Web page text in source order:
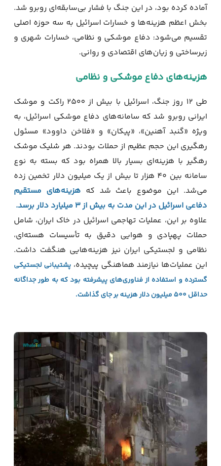
آماده کرده بود، در این جنگ با فشار بی‌سابقه‌ای روبرو شد.
بخش اعظم هزینه‌ها و خسارات اسرائیل به سه حوزه اصلی
تقسیم می‌شود: دفاع موشکی و نظامی، خسارات شهری و
زیرساختی و زیان‌های اقتصادی و روانی.
هزینه‌های دفاع موشکی و نظامی
طی ۱۲ روز جنگ، اسرائیل با بیش از ۲۵۰۰ راکت و موشک
ایرانی روبرو شد که سامانه‌های دفاع موشکی اسرائیل، به
ویژه «گنبد آهنین»، «پیکان» و «فلاخن داوود» مسئول
رهگیری این حجم عظیم از حملات بودند. هر شلیک موشک
رهگیر با هزینه‌ای بسیار بالا همراه بود که بسته به نوع
سامانه بین ۴۰ هزار تا بیش از یک میلیون دلار تخمین زده
می‌شد. این موضوع باعث شد که هزینه‌های مستقیم
دفاعی اسرائیل در این مدت به بیش از ۳ میلیارد دلار برسد.
علاوه بر این، عملیات تهاجمی اسرائیل در خاک ایران، شامل
حملات پهپادی و هوایی دقیق به تأسیسات هسته‌ای،
نظامی و لجستیکی ایران نیز هزینه‌هایی هنگفت داشت.
این عملیات‌ها نیازمند هماهنگی پیچیده،پشتیبانی لجستیکی
گسترده و استفاده از فناوری‌های پیشرفته بود که به طور جداگانه
حداقل ۵۰۰ میلیون دلار هزینه بر جای گذاشت.